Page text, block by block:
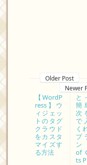
Older Post
Newer
と
簡
次
で
く
プ
ン
of
ts
【WordP
ress】ウ
ィジェッ
トのタグ
クラウド
をカスタ
マイズす
る方法